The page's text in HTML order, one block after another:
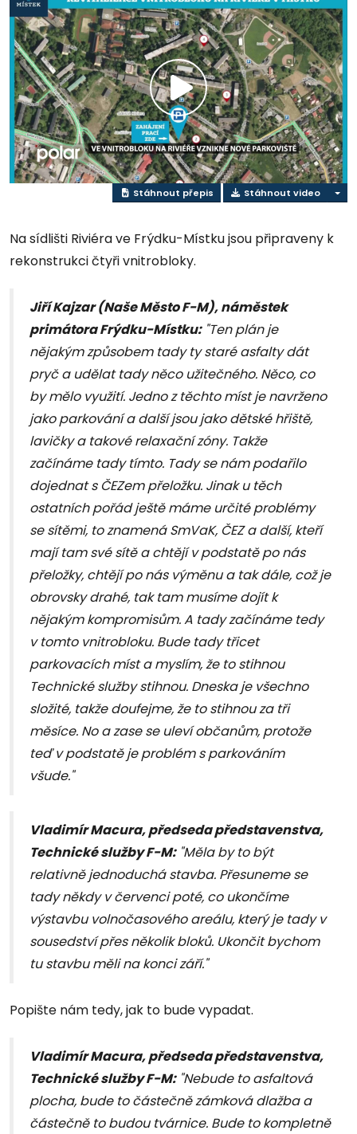
Přehrát
video
Stáhnout přepis Stáhnout video
Na sídlišti Riviéra ve Frýdku-Místku jsou připraveny k
rekonstrukci čtyři vnitrobloky.
Jiří Kajzar (Naše Město F-M), náměstek
primátora Frýdku-Místku:"Ten plán je
nějakým způsobem tady ty staré asfalty dát
pryč a udělat tady něco užitečného. Něco, co
by mělo využití. Jedno z těchto míst je navrženo
jako parkování a další jsou jako dětské hřiště,
lavičky a takové relaxační zóny. Takže
začínáme tady tímto. Tady se nám podařilo
dojednat s ČEZem přeložku. Jinak u těch
ostatních pořád ještě máme určité problémy
se sítěmi, to znamená SmVaK, ČEZ a další, kteří
mají tam své sítě a chtějí v podstatě po nás
přeložky, chtějí po nás výměnu a tak dále, což je
obrovsky drahé, tak tam musíme dojít k
nějakým kompromisům. A tady začínáme tedy
v tomto vnitrobloku. Bude tady třicet
parkovacích míst a myslím, že to stihnou
Technické služby stihnou. Dneska je všechno
složité, takže doufejme, že to stihnou za tři
měsíce. No a zase se uleví občanům, protože
teď v podstatě je problém s parkováním
všude."
Vladimír Macura, předseda představenstva,
Technické služby F-M:"Měla by to být
relativně jednoduchá stavba. Přesuneme se
tady někdy v červenci poté, co ukončíme
výstavbu volnočasového areálu, který je tady v
sousedství přes několik bloků. Ukončit bychom
tu stavbu měli na konci září."
Popište nám tedy, jak to bude vypadat.
Vladimír Macura, předseda představenstva,
Technické služby F-M:"Nebude to asfaltová
plocha, bude to částečně zámková dlažba a
částečně to budou tvárnice. Bude to kompletně